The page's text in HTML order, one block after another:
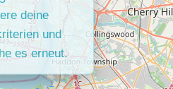
deine
und
es erneut.